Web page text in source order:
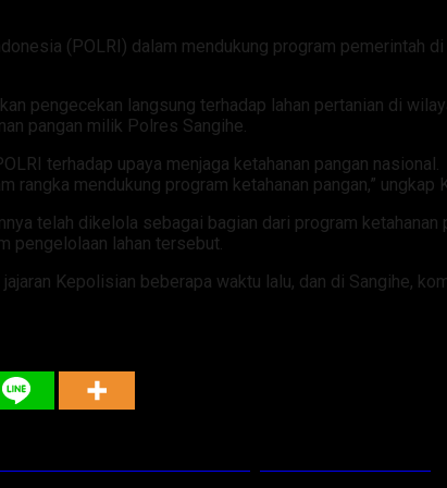
(POLRI) dalam mendukung program pemerintah
pengecekan langsung terhadap lahan pertanian di
pangan milik Polres Sangihe.
terhadap upaya menjaga ketahanan pangan nasional.
rangka mendukung program ketahanan pangan,”
telah dikelola sebagai bagian dari program
pengelolaan lahan tersebut.
Kepolisian beberapa waktu lalu, dan di Sangihe,